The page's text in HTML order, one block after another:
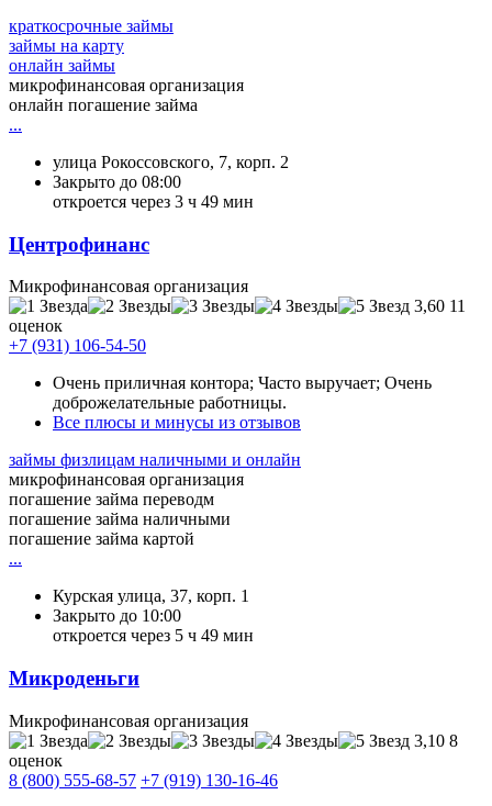
краткосрочные займы
займы на карту
онлайн займы
микрофинансовая организация
онлайн погашение займа
...
улица Рокоссовского, 7, корп. 2
Закрыто до 08:00
откроется через 3 ч 49 мин
Центрофинанс
Микрофинансовая организация
3,60 11
оценок
+7 (931) 106-54-50
Очень приличная контора; Часто выручает; Очень
доброжелательные работницы.
Все плюсы и минусы из отзывов
займы физлицам наличными и онлайн
микрофинансовая организация
погашение займа переводм
погашение займа наличными
погашение займа картой
...
Курская улица, 37, корп. 1
Закрыто до 10:00
откроется через 5 ч 49 мин
Микроденьги
Микрофинансовая организация
3,10 8
оценок
8 (800) 555-68-57 +7 (919) 130-16-46